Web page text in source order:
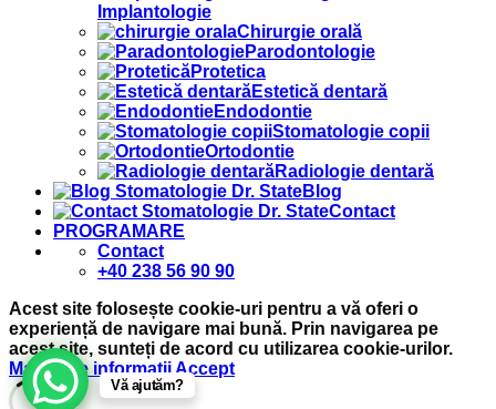
Implantologie
Chirurgie orală
Parodontologie
Protetica
Estetică dentară
Endodontie
Stomatologie copii
Ortodontie
Radiologie dentară
Blog
Contact
PROGRAMARE
Contact
+40 238 56 90 90
Vă ajutăm?
Acest site folosește cookie-uri pentru a vă oferi o
experiență de navigare mai bună. Prin navigarea pe
acest site, sunteți de acord cu utilizarea cookie-urilor.
Mai multe informații Accept